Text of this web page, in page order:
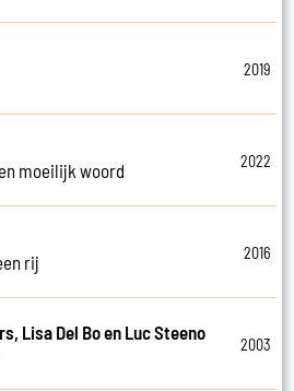
2019
moeilijk woord
2022
rij
2016
Lisa Del Bo en Luc Steeno
2003